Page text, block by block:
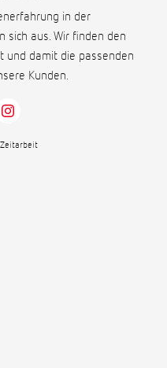
in der
sich aus. Wir finden den
und damit die passenden
Kunden.